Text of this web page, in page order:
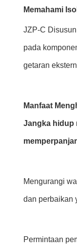
Memahami
JZP-C
pada
getaran
Manfaat
Jangka hidup
Mengurangi
dan perbaikan
Permintaan